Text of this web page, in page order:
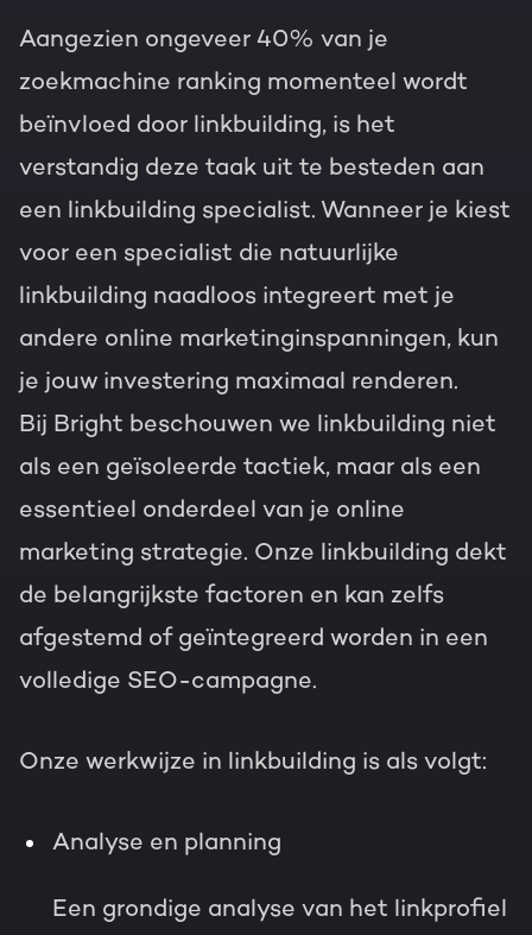
Aangezien ongeveer 40% van je
zoekmachine ranking momenteel wordt
beïnvloed door linkbuilding, is het
verstandig deze taak uit te besteden aan
een linkbuilding specialist. Wanneer je kiest
voor een specialist die natuurlijke
linkbuilding naadloos integreert met je
andere online marketinginspanningen, kun
je jouw investering maximaal renderen.
Bij Bright beschouwen we linkbuilding niet
als een geïsoleerde tactiek, maar als een
essentieel onderdeel van je online
marketing strategie. Onze linkbuilding dekt
de belangrijkste factoren en kan zelfs
afgestemd of geïntegreerd worden in een
volledige SEO-campagne.
Onze werkwijze in linkbuilding is als volgt:
Analyse en planning
Een grondige analyse van het linkprofiel